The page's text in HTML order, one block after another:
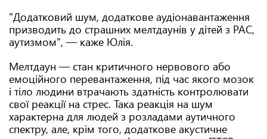
"Додатковий шум, додаткове аудіонавантаження
призводить до страшних мелтдаунів у дітей з РАС,
аутизмом", — каже Юлія.
Мелтдаун — стан критичного нервового або
емоційного перевантаження, під час якого мозок
і тіло людини втрачають здатність контролювати
свої реакції на стрес. Така реакція на шум
характерна для людей з розладами аутичного
спектру, але, крім того, додаткове акустичне